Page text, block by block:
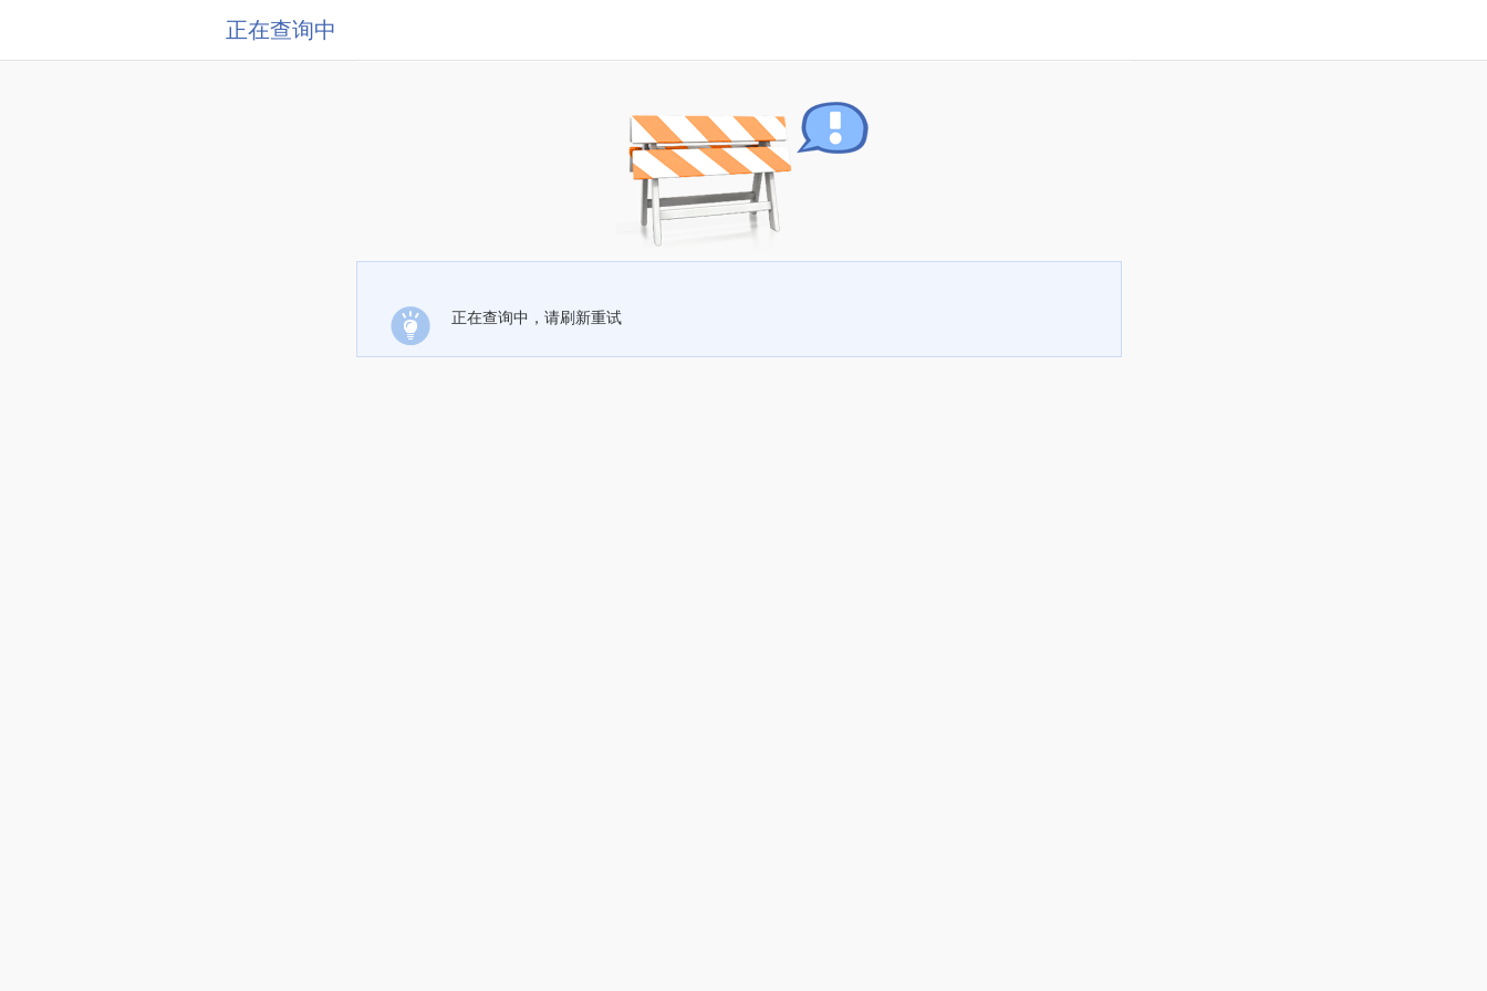
正在查询中
正在查询中，请刷新重试